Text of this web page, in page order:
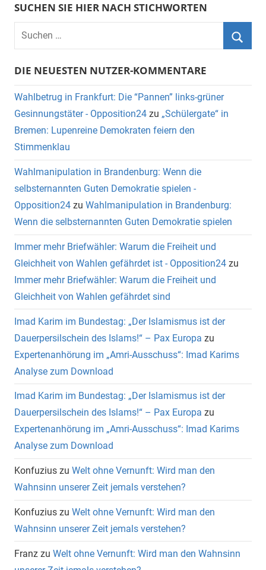
SUCHEN SIE HIER NACH STICHWORTEN
DIE NEUESTEN NUTZER-KOMMENTARE
Wahlbetrug in Frankfurt: Die “Pannen” links-grüner
Gesinnungstäter - Opposition24 zu „Schülergate“ in
Bremen: Lupenreine Demokraten feiern den
Stimmenklau
Wahlmanipulation in Brandenburg: Wenn die
selbsternannten Guten Demokratie spielen -
Opposition24 zu Wahlmanipulation in Brandenburg:
Wenn die selbsternannten Guten Demokratie spielen
Immer mehr Briefwähler: Warum die Freiheit und
Gleichheit von Wahlen gefährdet ist - Opposition24 zu
Immer mehr Briefwähler: Warum die Freiheit und
Gleichheit von Wahlen gefährdet sind
Imad Karim im Bundestag: „Der Islamismus ist der
Dauerpersilschein des Islams!“ – Pax Europa zu
Expertenanhörung im „Amri-Ausschuss“: Imad Karims
Analyse zum Download
Imad Karim im Bundestag: „Der Islamismus ist der
Dauerpersilschein des Islams!“ – Pax Europa zu
Expertenanhörung im „Amri-Ausschuss“: Imad Karims
Analyse zum Download
Konfuzius zu Welt ohne Vernunft: Wird man den
Wahnsinn unserer Zeit jemals verstehen?
Konfuzius zu Welt ohne Vernunft: Wird man den
Wahnsinn unserer Zeit jemals verstehen?
Franz zu Welt ohne Vernunft: Wird man den Wahnsinn